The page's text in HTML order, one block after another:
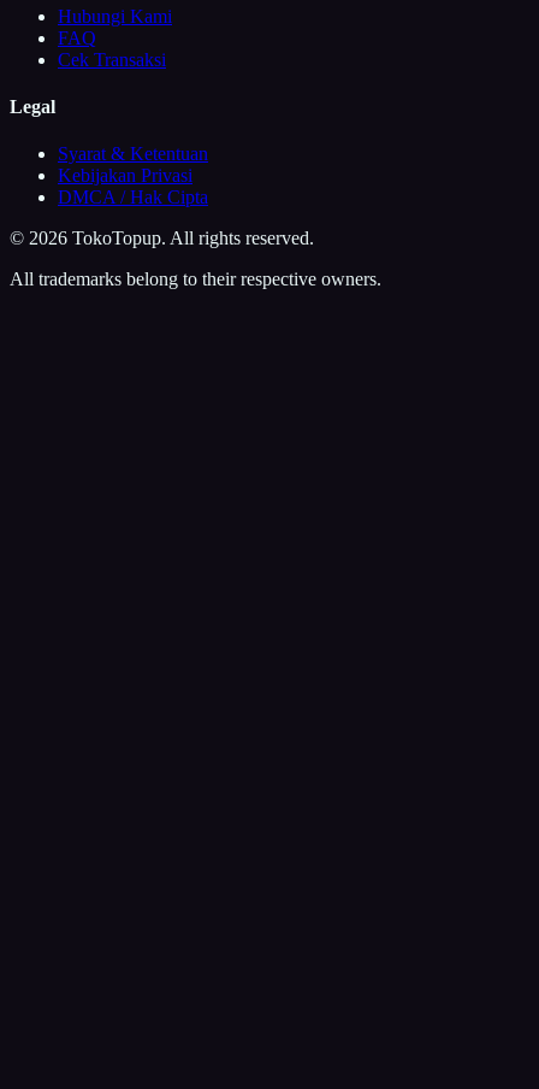
Hubungi Kami
FAQ
Cek Transaksi
Legal
Syarat & Ketentuan
Kebijakan Privasi
DMCA / Hak Cipta
© 2026 TokoTopup. All rights reserved.
All trademarks belong to their respective owners.